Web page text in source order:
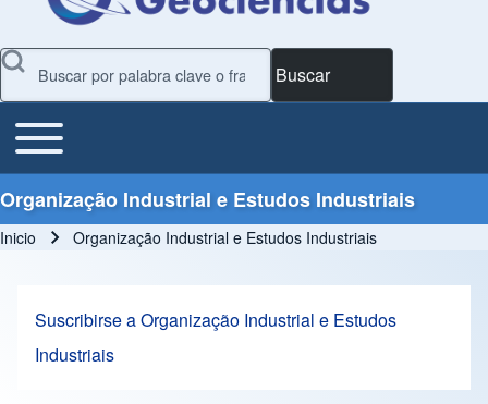
Buscar
Main Menu
Toggle main menu
Organização Industrial e Estudos Industriais
Inicio Organização Industrial e Estudos Industriais
Suscribirse a Organização Industrial e Estudos
Industriais